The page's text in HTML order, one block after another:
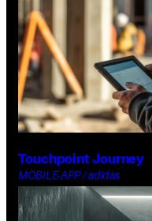
Touchpoint Journey
MOBILE-APP / adidas